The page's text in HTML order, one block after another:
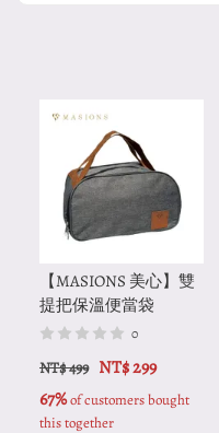
【MASIONS 美心】雙
提把保溫便當袋
0
NT$ 499 NT$ 299
67% of customers bought
this together